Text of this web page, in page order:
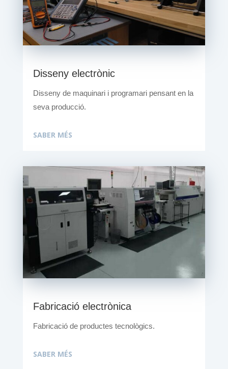
Disseny electrònic
Disseny de maquinari i programari pensant en la
seva producció.
SABER MÉS
Fabricació electrònica
Fabricació de productes tecnològics.
SABER MÉS